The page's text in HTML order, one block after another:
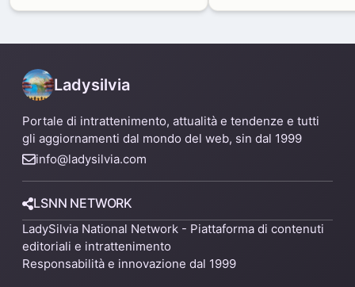
alternative
Ladysilvia
Portale di intrattenimento, attualità e tendenze e tutti
gli aggiornamenti dal mondo del web, sin dal 1999
info@ladysilvia.com
LSNN NETWORK
LadySilvia National Network - Piattaforma di contenuti
editoriali e intrattenimento
Responsabilità e innovazione dal 1999